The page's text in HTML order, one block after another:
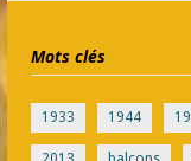
Mots clés
1933 1944